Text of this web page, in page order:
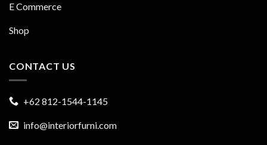
E Commerce
Shop
CONTACT US
+62 812-1544-1145
info@interiorfurni.com